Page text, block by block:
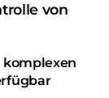
von
komplexen